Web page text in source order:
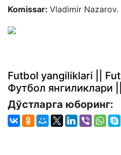
Komissar: Vladimir Nazarov.
Futbol yangiliklari ||
Футбол янгиликлари
Дўстларга юборинг: